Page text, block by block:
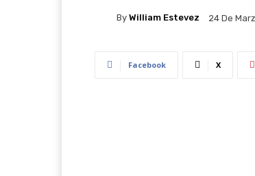
By William Estevez 24 De
Facebook X